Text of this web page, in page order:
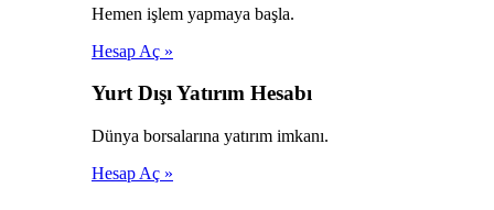
Hemen işlem yapmaya başla.
Hesap Aç »
Yurt Dışı Yatırım Hesabı
Dünya borsalarına yatırım imkanı.
Hesap Aç »